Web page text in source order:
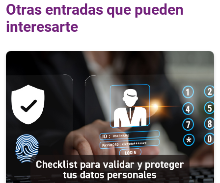
Otras entradas que pueden
interesarte